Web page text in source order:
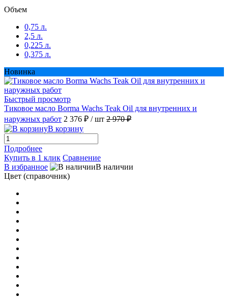
Объем
0,75 л.
2,5 л.
0,225 л.
0,375 л.
Новинка
Быстрый просмотр
Тиковое масло Borma Wachs Teak Oil для внутренних и
наружных работ 2 376 ₽ / шт 2 970 ₽
В корзину
Подробнее
Купить в 1 клик Сравнение
В избранное
В наличии
Цвет (справочник)